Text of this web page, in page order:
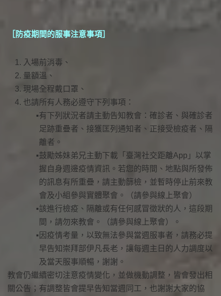
［防疫期間的服事注意事項］
入場前消毒、
量額溫、
現場全程戴口罩、
也請所有人務必遵守下列事項：
有下列狀況者請主動告知教會：確診者、與確診者
足跡重疊者、接獲匡列通知者、正接受檢疫者、隔
離者。
鼓勵姊妹弟兄主動下載「臺灣社交距離App」以掌
握自身週邊疫情資訊。若您的時間、地點與所發佈
的訊息有所重疊，請主動篩檢，並暫時停止前來教
會及小組參與實體聚會。（請參與線上聚會）
該進行檢疫、隔離或有任何感冒徵狀的人，這段期
間，請勿來教會。（請參與線上聚會）。
因疫情考量，以致無法參與當週服事者，請務必提
早告知崇拜部伊凡長老，讓每週主日的人力調度以
及當天服事順暢，謝謝。
教會仍繼續密切注意疫情變化，並做機動調整，皆會發出相
關公告；有調整皆會提早告知當週同工，也謝謝大家的協